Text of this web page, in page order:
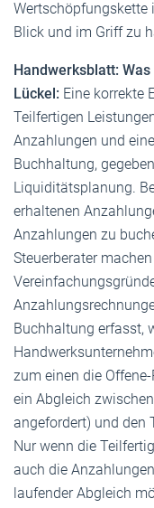
Blick und im Griff zu
Handwerksblatt:
Lückel: Eine korrekte
Teilfertigen
Anzahlungen und
Buchhaltung,
Liquiditätsplanung.
erhaltenen
Anzahlungen zu
Steuerberater
Buchhaltung erfasst,
zum einen die
ein Abgleich
angefordert) und den
Nur wenn die
auch die
laufender Abgleich